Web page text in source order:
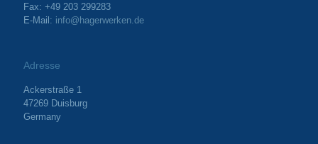
Fax: +49 203 299283
E-Mail: info@hagerwerken.de
Adresse
Ackerstraße 1
47269 Duisburg
Germany